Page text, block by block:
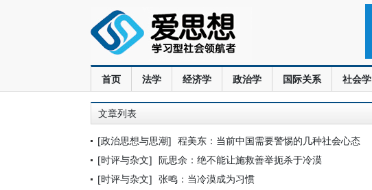
首页 法学 经济学 政治学 国际关系 社会学
文章列表
[政治思想与思潮] 程美东：当前中国需要警惕的几种社会心态
[时评与杂文] 阮思余：绝不能让施救善举扼杀于冷漠
[时评与杂文] 张鸣：当冷漠成为习惯